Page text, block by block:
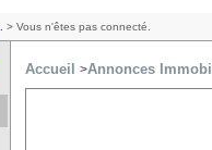
> Vous n'êtes pas connecté.
Accueil >Annonces